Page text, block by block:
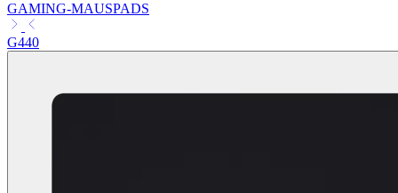
GAMING-MAUSPADS
G440